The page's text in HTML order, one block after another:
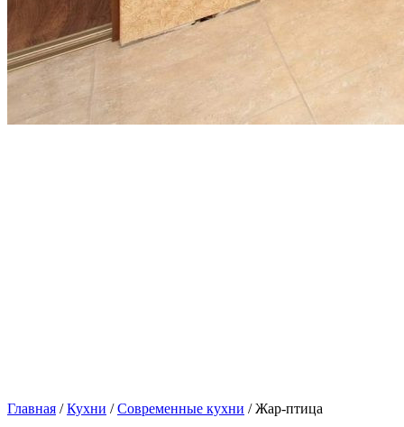
Главная /Кухни /Современные кухни / Жар-птица